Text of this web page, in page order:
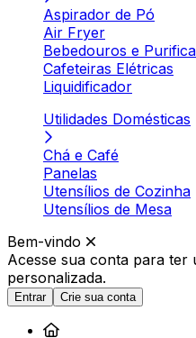
Aspirador de Pó
Air Fryer
Bebedouros e
Cafeteiras Elétricas
Liquidificador
Utilidades Domésticas
Chá e Café
Panelas
Utensílios de Cozinha
Utensílios de Mesa
Bem-vindo
Acesse sua conta para ter
personalizada.
Entrar Crie sua conta